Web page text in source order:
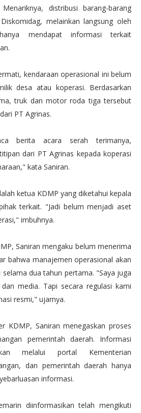
distribusi barang-barang
melainkan langsung oleh
mendapat informasi terkait
kendaraan operasional ini belum
desa atau koperasi. Berdasarkan
truk dan motor roda tiga tersebut
PT Agrinas.
berita acara serah terimanya,
dari PT Agrinas kepada koperasi
kata Saniran.
ketua KDMP yang diketahui kepala
terkait. "Jadi belum menjadi aset
imbuhnya.
Saniran mengaku belum menerima
bahwa manajemen operasional akan
dua tahun pertama. "Saya juga
media. Tapi secara regulasi kami
resmi," ujarnya.
KDMP, Saniran menegaskan proses
pemerintah daerah. Informasi
melalui portal Kementerian
dan pemerintah daerah hanya
informasi.
diinformasikan telah mengikuti